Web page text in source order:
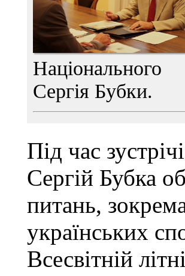
Сергія
Під час
Сергій Бубка
питань,
українських
Всесвітній